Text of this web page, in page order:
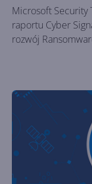
Microsoft Security
raportu Cyber
rozwój